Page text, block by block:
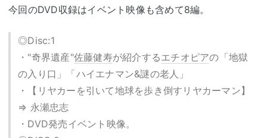
今回のDVD収録はイベント映像も含めて8編。
◎Disc:1
・"奇界遺産"佐藤健寿が紹介するエチオピアの「地獄
の入り口」「ハイエナマン&謎の老人」
・【リヤカーを引いて地球を歩き倒すリヤカーマン】
⇒ 永瀬忠志
・DVD発売イベント映像。